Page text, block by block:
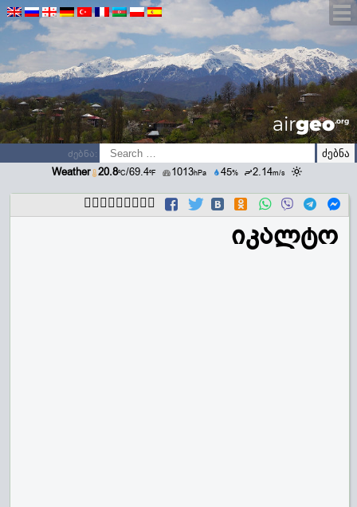
airGEO.oRg
ძებნა:
Weather 20.8ºC/69.4ºF 1013hPa 45% 2.14m/s
გააზიარეთ
იკალტო